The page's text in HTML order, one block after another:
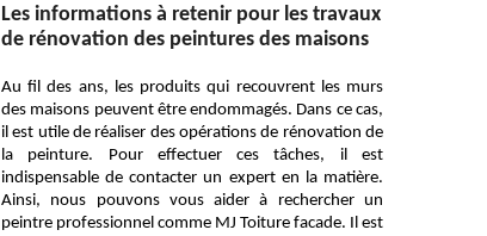
Les informations à retenir pour les travaux
de rénovation des peintures des maisons
Au fil des ans, les produits qui recouvrent les murs
des maisons peuvent être endommagés. Dans ce cas,
il est utile de réaliser des opérations de rénovation de
la peinture. Pour effectuer ces tâches, il est
indispensable de contacter un expert en la matière.
Ainsi, nous pouvons vous aider à rechercher un
peintre professionnel comme MJ Toiture facade. Il est